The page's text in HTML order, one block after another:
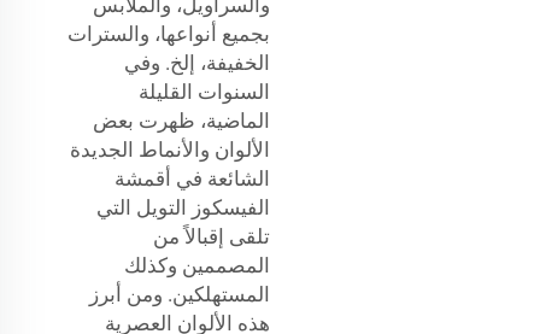
بجميع أنواعها، والسترات
الخفيفة، إلخ. وفي
السنوات القليلة
الماضية، ظهرت بعض
الألوان والأنماط الجديدة
الشائعة في أقمشة
الفيسكوز التويل التي
تلقى إقبالاً من
المصممين وكذلك
المستهلكين. ومن أبرز
هذه الألوان العصرية